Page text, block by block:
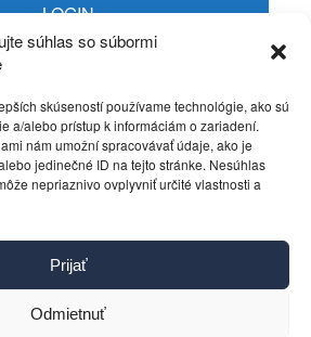
súhlas so súbormi
skúseností používame technológie, ako sú
a/alebo prístup k informáciám o zariadení.
nám umožní spracovávať údaje, ako je
jedinečné ID na tejto stránke. Nesúhlas
nepriaznivo ovplyvniť určité vlastnosti a
Prijať
Odmietnuť
LOGIN
Kontakt
Pravidlá používania